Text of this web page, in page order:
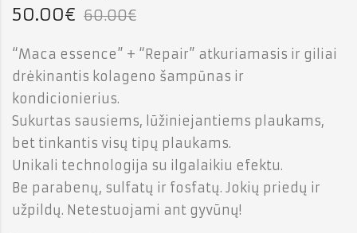
50.00€ 60.00€
“Maca essence” + “Repair” atkuriamasis ir giliai
drėkinantis kolageno šampūnas ir
kondicionierius.
Sukurtas sausiems, lūžiniejantiems plaukams,
bet tinkantis visų tipų plaukams.
Unikali technologija su ilgalaikiu efektu.
Be parabenų, sulfatų ir fosfatų. Jokių priedų ir
užpildų. Netestuojami ant gyvūnų!